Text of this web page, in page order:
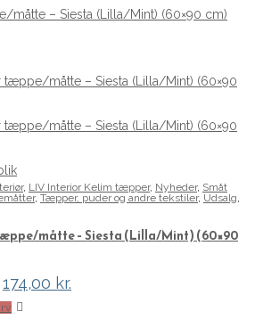
, LIV Interior Kelim tæpper, Nyheder, Småt
, Tæpper, puder og andre tekstiler, Udsalg,
måtte – Siesta (Lilla/Mint) (60×90
Den
oprindelige
pris
174,00 kr.
aktuelle